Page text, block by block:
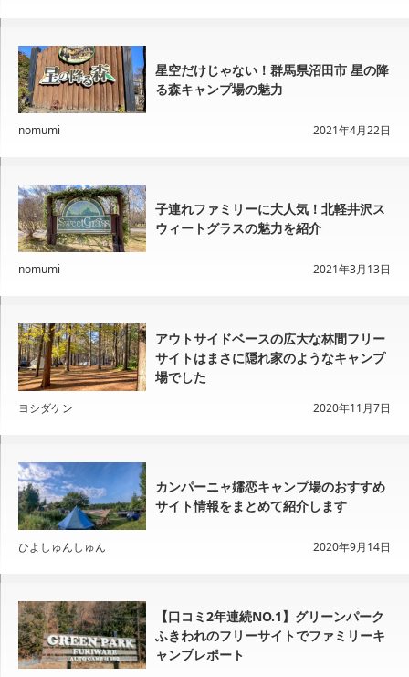
星空だけじゃない！群馬県沼田市 星の降
る森キャンプ場の魅力
nomumi 2021年4月22日
子連れファミリーに大人気！北軽井沢ス
ウィートグラスの魅力を紹介
nomumi 2021年3月13日
アウトサイドベースの広大な林間フリー
サイトはまさに隠れ家のようなキャンプ
場でした
ヨシダケン 2020年11月7日
カンパーニャ嬬恋キャンプ場のおすすめ
サイト情報をまとめて紹介します
ひよしゅんしゅん 2020年9月14日
【口コミ2年連続NO.1】グリーンパーク
ふきわれのフリーサイトでファミリーキ
ャンプレポート